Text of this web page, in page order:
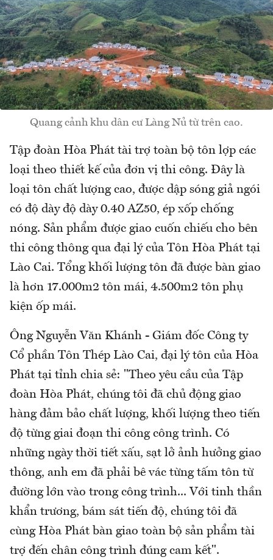
Quang cảnh khu dân cư Làng Nủ từ trên cao.
Tập đoàn Hòa Phát tài trợ toàn bộ tôn lợp các
loại theo thiết kế của đơn vị thi công. Đây là
loại tôn chất lượng cao, được dập sóng giả ngói
có độ dày độ dày 0.40 AZ50, ép xốp chống
nóng. Sản phẩm được giao cuốn chiếu cho bên
thi công thông qua đại lý của Tôn Hòa Phát tại
Lào Cai. Tổng khối lượng tôn đã được bàn giao
là hơn 17.000m2 tôn mái, 4.500m2 tôn phụ
kiện ốp mái.
Ông Nguyễn Văn Khánh - Giám đốc Công ty
Cổ phần Tôn Thép Lào Cai, đại lý tôn của Hòa
Phát tại tỉnh chia sẻ: "Theo yêu cầu của Tập
đoàn Hòa Phát, chúng tôi đã chủ động giao
hàng đảm bảo chất lượng, khối lượng theo tiến
độ từng giai đoạn thi công công trình. Có
những ngày thời tiết xấu, sạt lở ảnh hưởng giao
thông, anh em đã phải bê vác từng tấm tôn từ
đường lớn vào trong công trình... Với tinh thần
khẩn trương, bám sát tiến độ, chúng tôi đã
cùng Hòa Phát bàn giao toàn bộ sản phẩm tài
trợ đến chân công trình đúng cam kết".